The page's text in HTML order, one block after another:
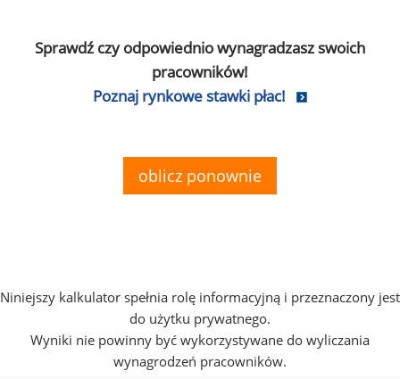
Sprawdź czy odpowiednio wynagradzasz swoich
pracowników!
Poznaj rynkowe stawki płac!
oblicz ponownie
Niniejszy kalkulator spełnia rolę informacyjną i przeznaczony jest
do użytku prywatnego.
Wyniki nie powinny być wykorzystywane do wyliczania
wynagrodzeń pracowników.